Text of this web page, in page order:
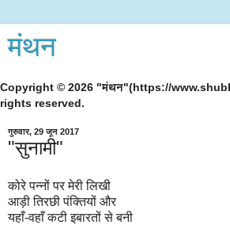
मंथन
Copyright © 2026 "मंथन"(https://
rights reserved.
गुरुवार, 29 जून 2017
"सुनामी"
कोरे पन्नों पर मेरी लिखी
आड़ी तिरछी पंक्तियों और
यहाँ-वहाँ कटी इबारतों से बनी